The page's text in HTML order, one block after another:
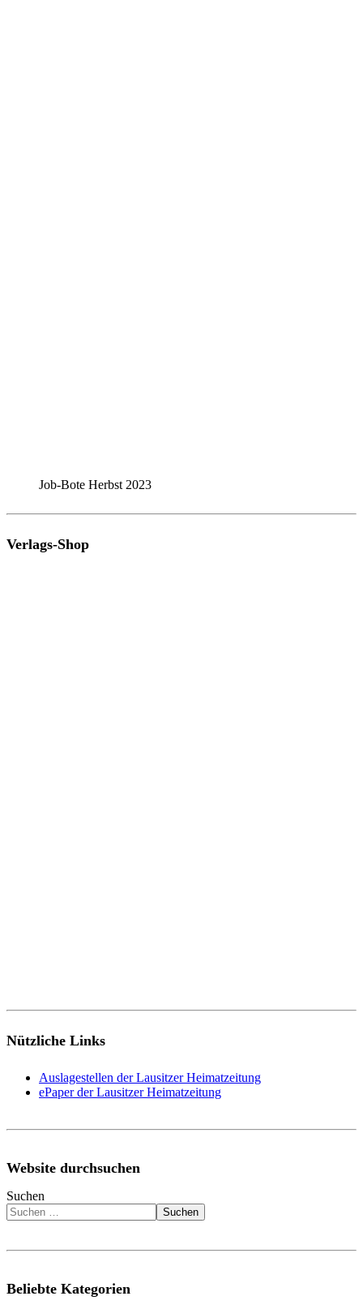
Job-Bote Herbst 2023
Verlags-Shop
Nützliche Links
Auslagestellen der Lausitzer Heimatzeitung
ePaper der Lausitzer Heimatzeitung
Website durchsuchen
Suchen
Suchen
Beliebte Kategorien